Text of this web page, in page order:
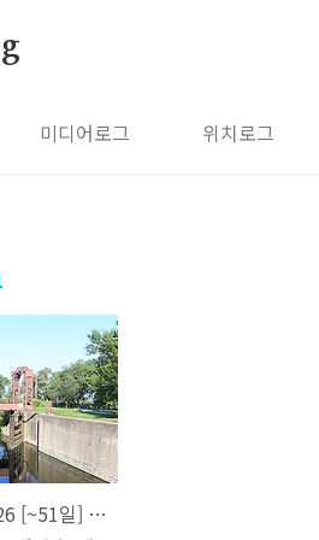
미디어로그 위치로그
미국 자전거 횡단 #26 [~51일] 시카고에서 우연히 만난 한인 유학생 (줄리엣, 시카고)